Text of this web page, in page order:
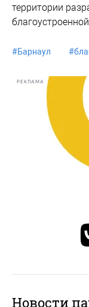
территории
#Барнаул #
РЕКЛАМА
Новости